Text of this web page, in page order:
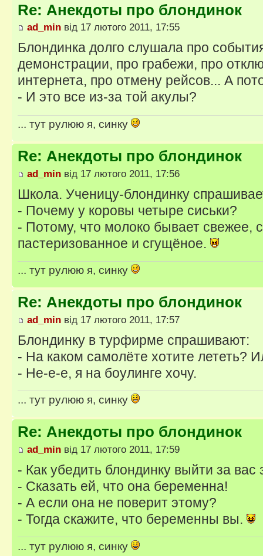
Re: Анекдоты про блондинок
ad_min від 17 лютого 2011, 17:55
Блондинка долго слушала про
демонстрации, про грабежи, про
интернета, про отмену рейсов... А
- И это все из-за той акулы?
... тут рулюю я, синку
Re: Анекдоты про блондинок
ad_min від 17 лютого 2011, 17:56
Школа. Ученицу-блондинку
- Почему у коровы четыре сиськи?
- Потому, что молоко бывает свежее,
пастеризованное и сгущёное.
... тут рулюю я, синку
Re: Анекдоты про блондинок
ad_min від 17 лютого 2011, 17:57
Блондинку в турфирме спрашивают:
- На каком самолёте хотите лететь?
- Не-е-е, я на боулинге хочу.
... тут рулюю я, синку
Re: Анекдоты про блондинок
ad_min від 17 лютого 2011, 17:59
- Как убедить блондинку выйти за вас
- Сказать ей, что она беременна!
- А если она не поверит этому?
- Тогда скажите, что беременны вы.
... тут рулюю я, синку